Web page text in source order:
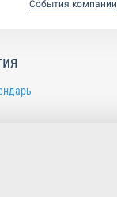
События компании